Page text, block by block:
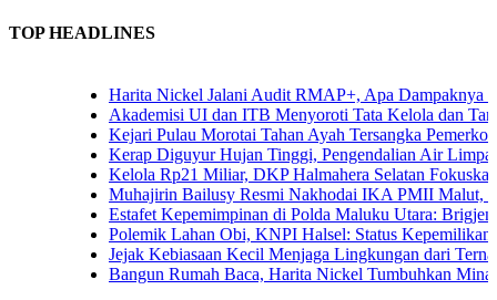
TOP HEADLINES
Harita Nickel Jalani Audit RMAP+, Apa Dampaknya
Akademisi UI dan ITB Menyoroti Tata Kelola dan
Kejari Pulau Morotai Tahan Ayah Tersangka
Kerap Diguyur Hujan Tinggi, Pengendalian Air Limpasan
Kelola Rp21 Miliar, DKP Halmahera Selatan Fokuskan
Muhajirin Bailusy Resmi Nakhodai IKA PMII Malut,
Estafet Kepemimpinan di Polda Maluku Utara: Brigjen
Polemik Lahan Obi, KNPI Halsel: Status Kepemilikan
Jejak Kebiasaan Kecil Menjaga Lingkungan dari Ternate
Bangun Rumah Baca, Harita Nickel Tumbuhkan Minat